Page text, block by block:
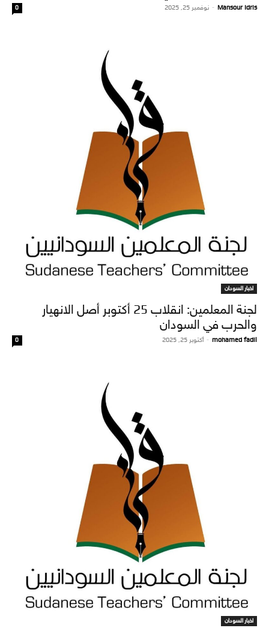
Mansour Idris
- نوفمبر 25, 2025 0
اخبار السودان
لجنة المعلمين: انقلاب 25 أكتوبر أصل الانهيار
والحرب في السودان
mohamed fadil
- أكتوبر 25, 2025 0
اخبار السودان